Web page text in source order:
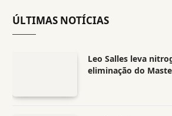
ÚLTIMAS NOTÍCIAS
Leo Salles leva
eliminação do